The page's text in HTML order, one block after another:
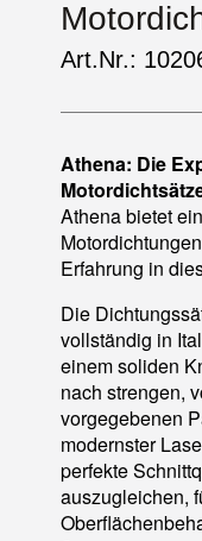
Art.Nr.:
Athena: Die
Athena bietet
Erfahrung in
Die
vollständig in
einem soliden
nach strengen,
vorgegebenen
modernster
perfekte
auszugleichen,